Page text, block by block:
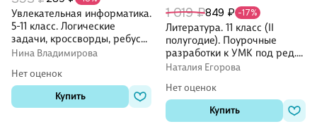
Увлекательная информатика.
5-11 класс. Логические
задачи, кроссворды, ребусы,
игры. ФГОС
Нина Владимирова
Нет оценок
Купить
1 019 ₽849 ₽ -17%
Литература. 11 класс (II
полугодие). Поурочные
разработки к УМК под ред.
Ю.В. Лебедева, В.П.
Наталия Егорова
Нет оценок
Купить